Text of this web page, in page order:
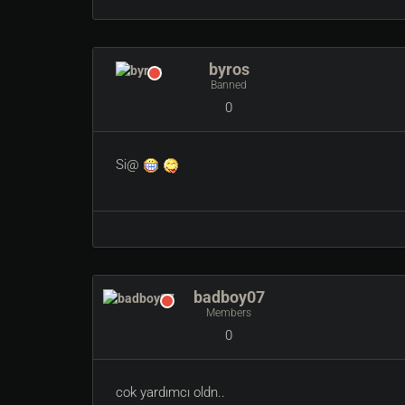
bu xxx yerine rare dye ın renklerı ıcın bı grup
uyusmuyor
byros
Banned
0
Si@
badboy07
Members
0
cok yardımcı oldn..